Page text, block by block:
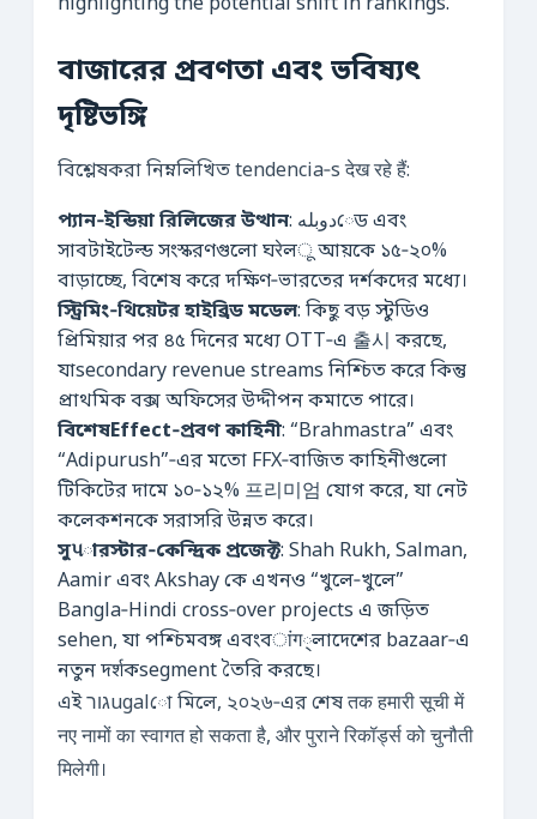
বাজারের প্রবণতা এবং ভবিষ্যৎ
দৃষ্টিভঙ্গি
বিশ্লেষকরা নিম্নলিখিত tendencia‑s देख रहे हैं:
প্যান‑ইন্ডিয়া রিলিজের উত্থান: دوبلهেড এবং
সাবটাইটেল্ড সংস্করণগুলো ঘरेলू আয়কে ১৫‑২০%
বাড়াচ্ছে, বিশেষ করে দক্ষিণ‑ভারতের দর্শকদের মধ্যে।
স্ট্রিমিং‑থিয়েটর হাইব্রিড মডেল: কিছু বড় স্টুডিও
প্রিমিয়ার পর ৪৫ দিনের মধ্যে OTT‑এ 출시 করছে,
যাsecondary revenue streams নিশ্চিত করে কিন্তু
প্রাথমিক বক্স অফিসের উদ্দীপন কমাতে পারে।
বিশেষEffect‑প্রবণ কাহিনী: “Brahmastra” এবং
“Adipurush”‑এর মতো FFX‑বাজিত কাহিনীগুলো
টিকিটের দামে ১০‑১২% 프리미엄 যোগ করে, যা নেট
কলেকশনকে সরাসরি উন্নত করে।
সুપারস্টার‑কেন্দ্রিক প্রজেক্ট: Shah Rukh, Salman,
Aamir এবং Akshay কে এখনও “খুলে‑খুলে”
Bangla‑Hindi cross‑over projects এ জড়িত
sehen, যা পশ্চিমবঙ্গ এবংবांग্লাদেশের bazaar‑এ
নতুন দर्शকsegment তৈরি করছে।
এই גורugalো মিলে, ২০২৬‑এর শেষ तक हमारी सूची में
नए नामों का स्वागत हो सकता है, और पुराने रिकॉर्ड्स को चुनौती
मिलेगी।